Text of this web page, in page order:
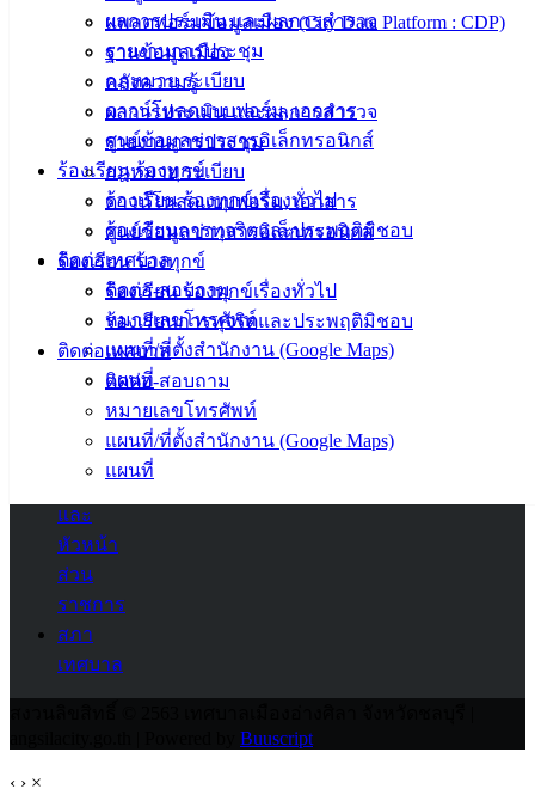
ผลการประเมิน และผลการสำรวจ
รายงานการประชุม
กฎหมาย ระเบียบ
ดาวน์โหลดแบบฟอร์ม, เอกสาร
ศูนย์ข้อมูลข่าวสารอิเล็กทรอนิกส์
ร้องเรียน ร้องทุกข์
ร้องเรียน ร้องทุกข์เรื่องทั่วไป
ร้องเรียนการทุจริตและประพฤติมิชอบ
ติดต่อเทศบาล
ติดต่อ-สอบถาม
หมายเลขโทรศัพท์
แผนที่/ที่ตั้งสำนักงาน (Google Maps)
แผนที่
แพลตฟอร์มข้อมูลเมือง (City Data Platform : CDP)
ฐานข้อมูลเมือง
คลังความรู้
ผลการประเมิน และผลการสำรวจ
รายงานการประชุม
กฎหมาย ระเบียบ
ดาวน์โหลดแบบฟอร์ม, เอกสาร
ศูนย์ข้อมูลข่าวสารอิเล็กทรอนิกส์
ร้องเรียน ร้องทุกข์
ร้องเรียน ร้องทุกข์เรื่องทั่วไป
ร้องเรียนการทุจริตและประพฤติมิชอบ
ติดต่อเทศบาล
ติดต่อ-สอบถาม
หมายเลขโทรศัพท์
แผนที่/ที่ตั้งสำนักงาน (Google Maps)
แผนที่
ข้อมูล
ข่าวสาร
อิเล็กทรอนิกส์
องค์
ความรู้
(Knowledge
Management)
ติดต่อ
เทศบาล
สายตรง
ประวัติ
เทศบาล
ผู้บริหาร
และ
หัวหน้า
ส่วน
ราชการ
สภา
เทศบาล
Buuscript
‹ › ×